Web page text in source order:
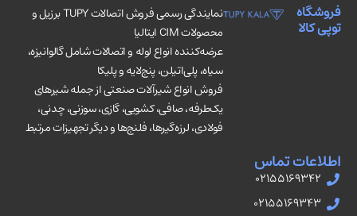
فروشگاه
توپی کالا
نمایندگی رسمی فروش اتصالات TUPY برزیل و
محصولات CIM ایتالیا
عرضه‌کننده انواع لوله و اتصالات شامل گالوانیزه،
سیاه، پلی‌اتیلن، پنج‌لایه و پلیکا
فروش انواع شیرآلات صنعتی از جمله شیرهای
یک‌طرفه، صافی، کشویی، گازی، سوزنی، چدنی،
فولادی، لرزه‌گیرها، فلنج‌ها و دیگر تجهیزات مرتبط
اطلاعات تماس
02155169342
02155169343